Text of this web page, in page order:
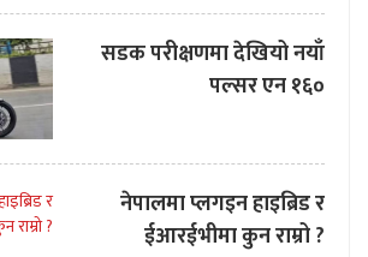
सडक परीक्षणमा देखियो नयाँ
पल्सर एन १६०
नेपालमा प्लगइन हाइब्रिड र
ईआरईभीमा कुन राम्रो ?